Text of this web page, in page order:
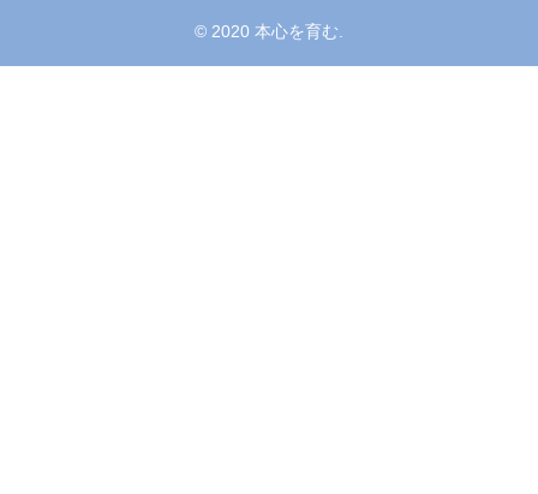
© 2020 本心を育む.